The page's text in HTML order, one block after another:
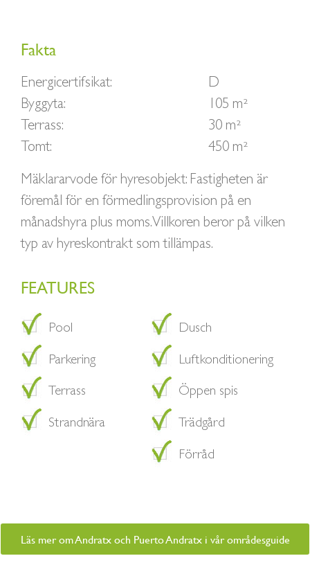
Fakta
Energicertifsikat:
D
Byggyta:
105 m²
Terrass:
30 m²
Tomt:
450 m²
Mäklararvode för hyresobjekt: Fastigheten är
föremål för en förmedlingsprovision på en
månadshyra plus moms. Villkoren beror på vilken
typ av hyreskontrakt som tillämpas.
FEATURES
Pool
Parkering
Terrass
Strandnära
Dusch
Luftkonditionering
Öppen spis
Trädgård
Förråd
Läs mer om Andratx och Puerto Andratx i vår områdesguide